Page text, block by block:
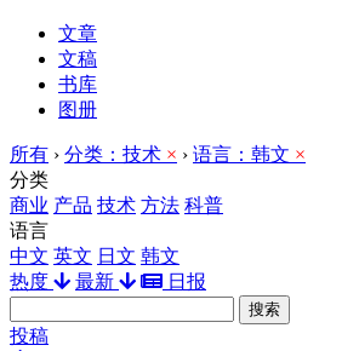
文章
文稿
书库
图册
所有 › 分类：技术 × › 语言：韩文 ×
分类
商业 产品 技术 方法 科普
语言
中文 英文 日文 韩文
热度
最新 日报
搜索
投稿